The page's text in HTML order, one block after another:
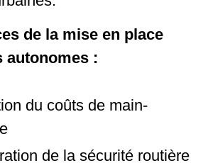
de la mise en place
autonomes :
du coûts de main-
de la sécurité routière